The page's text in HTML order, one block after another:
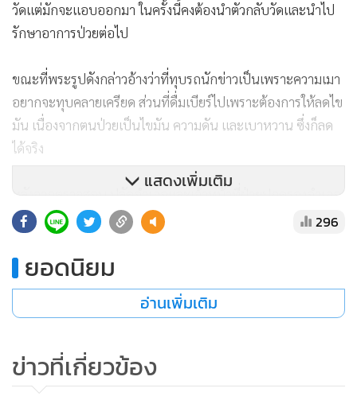
วัดแต่มักจะแอบออกมา ในครั้งนี้คงต้องนำตัวกลับวัดและนำไป
รักษาอาการป่วยต่อไป
ขณะที่พระรูปดังกล่าวอ้างว่าที่ทุบรถนักข่าวเป็นเพราะความเมา
อยากจะทุบคลายเครียด ส่วนที่ดื่มเบียร์ไปเพราะต้องการให้ลดไข
มัน เนื่องจากตนป่วยเป็นไขมัน ความดัน และเบาหวาน ซึ่งก็ลด
ได้จริง
หลังจากตรวจสอบ ปลัดอำเภอและเจ้าหน้าที่ฝ่ายปกครองอำเภอ
เมืองกำแพงเพชรจึงได้ให้คณะกรรมการวัดนำพระรูปดังกล่าว
แสดงเพิ่มเติม
296
ยอดนิยม
อ่านเพิ่มเติม
ข่าวที่เกี่ยวข้อง